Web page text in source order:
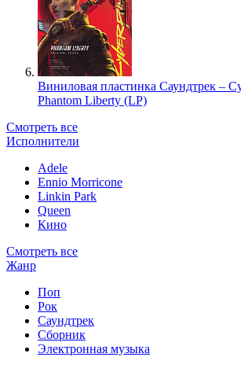
Виниловая пластинка Саундтрек –
Phantom Liberty (LP)
Смотреть все
Исполнители
Adele
Ennio Morricone
Linkin Park
Queen
Кино
Смотреть все
Жанр
Поп
Рок
Саундтрек
Сборник
Электронная музыка